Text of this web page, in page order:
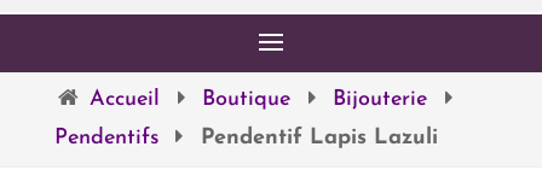
Accueil Boutique
Bijouterie
Pendentifs
Pendentif Lapis Lazuli